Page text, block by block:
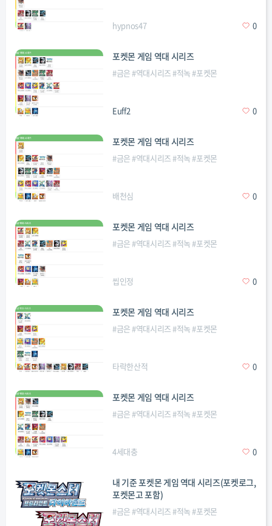
hypnos47 0
포켓몬 게임 역대 시리즈
#금은#역대시리즈#적녹#포켓몬
Euff2 0
포켓몬 게임 역대 시리즈
#금은#역대시리즈#적녹#포켓몬
배천심 0
포켓몬 게임 역대 시리즈
#금은#역대시리즈#적녹#포켓몬
씹인정 0
포켓몬 게임 역대 시리즈
#금은#역대시리즈#적녹#포켓몬
타락한산적 0
포켓몬 게임 역대 시리즈
#금은#역대시리즈#적녹#포켓몬
4세대충 0
내 기준 포켓몬 게임 역대 시리즈(포켓로그,
포켓몬고 포함)
#금은#역대시리즈#적녹#포켓몬